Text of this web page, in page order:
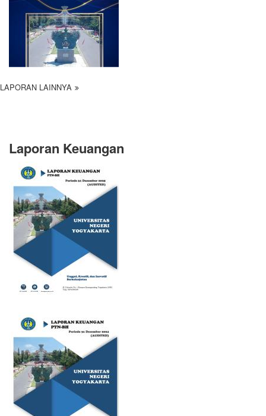
LAPORAN LAINNYA
Laporan Keuangan